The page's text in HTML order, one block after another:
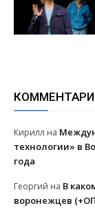
Кирилл на
технологии» в
года
Георгий на В
воронежцев